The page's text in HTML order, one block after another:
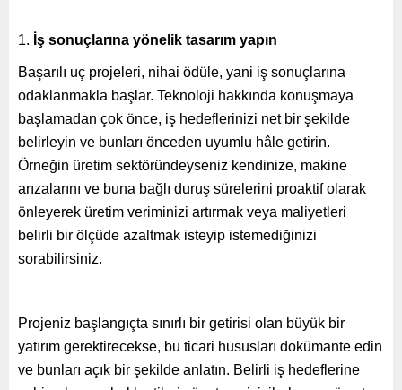
İş sonuçlarına yönelik tasarım yapın
Başarılı uç projeleri, nihai ödüle, yani iş sonuçlarına
odaklanmakla başlar. Teknoloji hakkında konuşmaya
başlamadan çok önce, iş hedeflerinizi net bir şekilde
belirleyin ve bunları önceden uyumlu hâle getirin.
Örneğin üretim sektöründeyseniz kendinize, makine
arızalarını ve buna bağlı duruş sürelerini proaktif olarak
önleyerek üretim veriminizi artırmak veya maliyetleri
belirli bir ölçüde azaltmak isteyip istemediğinizi
sorabilirsiniz.
Projeniz başlangıçta sınırlı bir getirisi olan büyük bir
yatırım gerektirecekse, bu ticari hususları dokümante edin
ve bunları açık bir şekilde anlatın. Belirli iş hedeflerine